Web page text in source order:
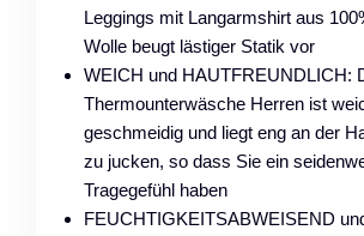
Leggings mit Langarmshirt aus
Wolle beugt lästiger Statik vor
WEICH und HAUTFREUNDLICH:
Thermounterwäsche Herren ist
geschmeidig und liegt eng an der
zu jucken, so dass Sie ein
Tragegefühl haben
FEUCHTIGKEITSABWEISEND